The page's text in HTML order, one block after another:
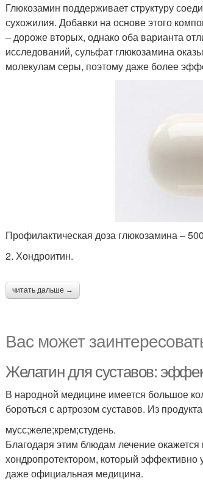
Глюкозамин поддерживает структуру
сухожилия. Добавки на основе этого
– дороже вторых, однако оба варианта
исследований, сульфат глюкозамина
молекулам серы, поэтому даже более
Профилактическая доза глюкозамина –
2. Хондроитин.
читать дальше →
Вас может
Желатин для суставов:
В народной медицине имеется большое
бороться с артрозом суставов. Из
мусс;желе;крем;студень.
Благодаря этим блюдам лечение
хондропротектором, который эффективно
даже официальная медицина.